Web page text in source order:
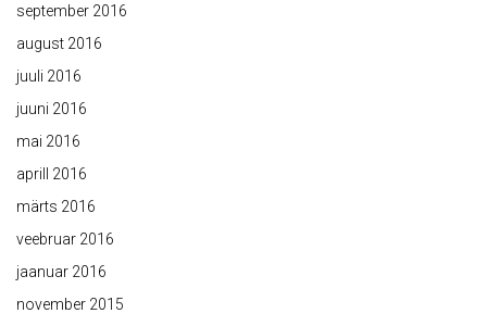
september 2016
august 2016
juuli 2016
juuni 2016
mai 2016
aprill 2016
märts 2016
veebruar 2016
jaanuar 2016
november 2015